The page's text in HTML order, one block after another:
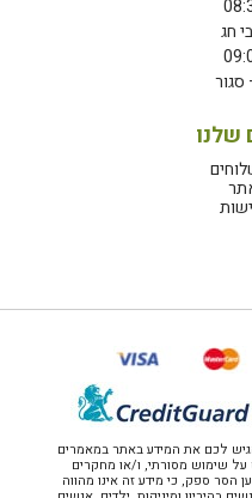
חג
שלנו
לכם את המידע באתר במאמרים
על שימוש מסורתי, ו/או מחקרים
הסר ספק, כי מידע זה אינו מהווה